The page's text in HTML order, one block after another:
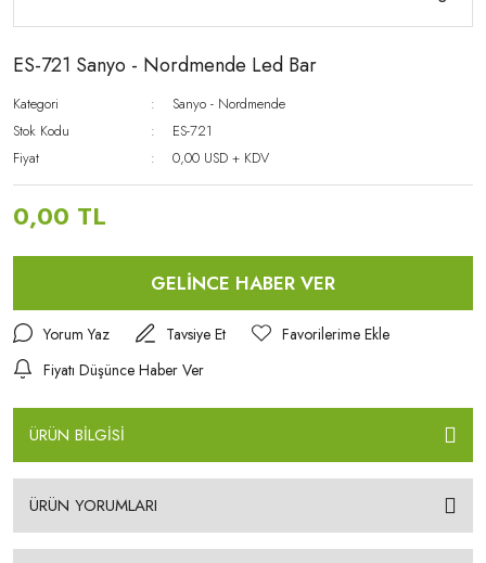
ES-721 Sanyo - Nordmende Led Bar
Kategori
Sanyo - Nordmende
Stok Kodu
ES-721
Fiyat
0,00 USD + KDV
0,00 TL
GELİNCE HABER VER
Yorum Yaz
Tavsiye Et
Fiyatı Düşünce Haber Ver
ÜRÜN BİLGİSİ
ÜRÜN YORUMLARI